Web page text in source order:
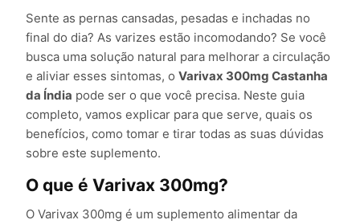
Sente as pernas cansadas, pesadas e inchadas no
final do dia? As varizes estão incomodando? Se você
busca uma solução natural para melhorar a circulação
e aliviar esses sintomas, o Varivax 300mg Castanha
da Índia pode ser o que você precisa. Neste guia
completo, vamos explicar para que serve, quais os
benefícios, como tomar e tirar todas as suas dúvidas
sobre este suplemento.
O que é Varivax 300mg?
O Varivax 300mg é um suplemento alimentar da